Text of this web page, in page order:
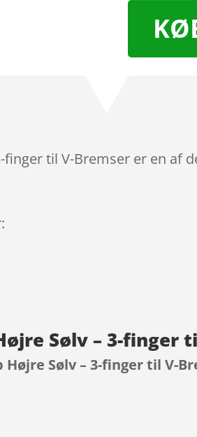
til V-Bremser er en af
Sølv – 3-finger
Sølv – 3-finger til V-